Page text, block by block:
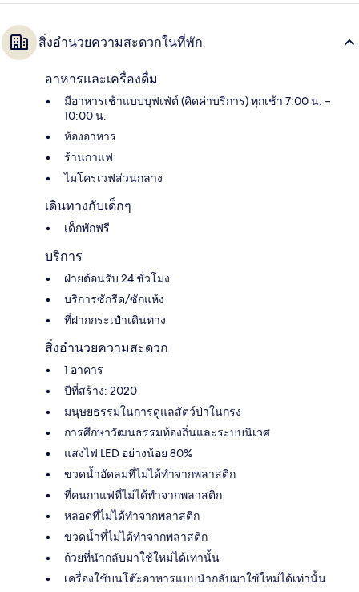
สิ่งอำนวยความสะดวกในที่พัก
อาหารและเครื่องดื่ม
มีอาหารเช้าแบบบุฟเฟ่ต์ (คิดค่าบริการ) ทุกเช้า 7:00 น. –
10:00 น.
ห้องอาหาร
ร้านกาแฟ
ไมโครเวฟส่วนกลาง
เดินทางกับเด็กๆ
เด็กพักฟรี
บริการ
ฝ่ายต้อนรับ 24 ชั่วโมง
บริการซักรีด/ซักแห้ง
ที่ฝากกระเป๋าเดินทาง
สิ่งอำนวยความสะดวก
1 อาคาร
ปีที่สร้าง: 2020
มนุษยธรรมในการดูแลสัตว์ป่าในกรง
การศึกษาวัฒนธรรมท้องถิ่นและระบบนิเวศ
แสงไฟ LED อย่างน้อย 80%
ขวดน้ำอัดลมที่ไม่ได้ทำจากพลาสติก
ที่คนกาแฟที่ไม่ได้ทำจากพลาสติก
หลอดที่ไม่ได้ทำจากพลาสติก
ขวดน้ำที่ไม่ได้ทำจากพลาสติก
ถ้วยที่นำกลับมาใช้ใหม่ได้เท่านั้น
เครื่องใช้บนโต๊ะอาหารแบบนำกลับมาใช้ใหม่ได้เท่านั้น